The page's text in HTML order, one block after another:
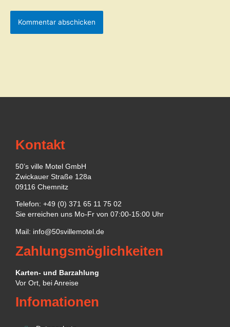
Kontakt
50’s ville Motel GmbH
Zwickauer Straße 128a
09116 Chemnitz
Telefon: +49 (0) 371 65 11 75 02
Sie erreichen uns Mo-Fr von 07:00-15:00 Uhr
Mail: info@50svillemotel.de
Zahlungsmöglichkeiten
Karten- und Barzahlung
Vor Ort, bei Anreise
Infomationen